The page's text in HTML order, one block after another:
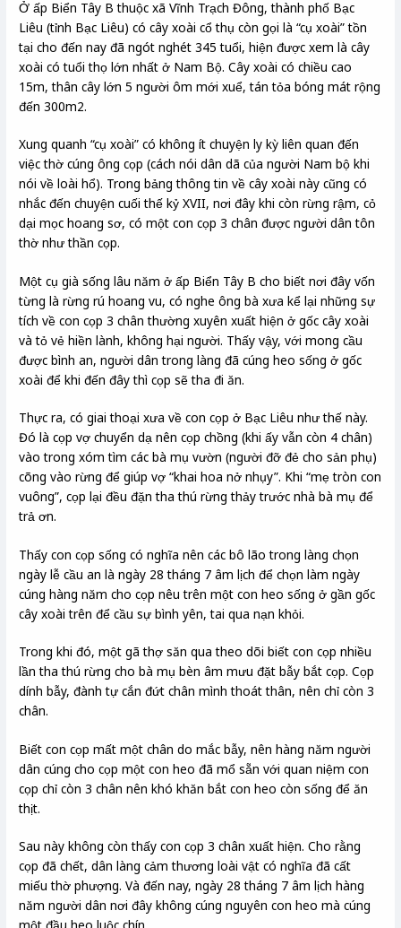
Ở ấp Biển Tây B thuộc xã Vĩnh Trạch Đông, thành phố Bạc
Liêu (tỉnh Bạc Liêu) có cây xoài cổ thụ còn gọi là “cụ xoài” tồn
tại cho đến nay đã ngót nghét 345 tuổi, hiện được xem là cây
xoài có tuổi thọ lớn nhất ở Nam Bộ. Cây xoài có chiều cao
15m, thân cây lớn 5 người ôm mới xuể, tán tỏa bóng mát rộng
đến 300m2.
Xung quanh “cụ xoài” có không ít chuyện ly kỳ liên quan đến
việc thờ cúng ông cọp (cách nói dân dã của người Nam bộ khi
nói về loài hổ). Trong bảng thông tin về cây xoài này cũng có
nhắc đến chuyện cuối thế kỷ XVII, nơi đây khi còn rừng rậm, cỏ
dại mọc hoang sơ, có một con cọp 3 chân được người dân tôn
thờ như thần cọp.
Một cụ già sống lâu năm ở ấp Biển Tây B cho biết nơi đây vốn
từng là rừng rú hoang vu, có nghe ông bà xưa kể lại những sự
tích về con cọp 3 chân thường xuyên xuất hiện ở gốc cây xoài
và tỏ vẻ hiền lành, không hại người. Thấy vậy, với mong cầu
được bình an, người dân trong làng đã cúng heo sống ở gốc
xoài để khi đến đây thì cọp sẽ tha đi ăn.
Thực ra, có giai thoại xưa về con cọp ở Bạc Liêu như thế này.
Đó là cọp vợ chuyển dạ nên cọp chồng (khi ấy vẫn còn 4 chân)
vào trong xóm tìm các bà mụ vườn (người đỡ đẻ cho sản phụ)
cõng vào rừng để giúp vợ “khai hoa nở nhụy”. Khi “mẹ tròn con
vuông”, cọp lại đều đặn tha thú rừng thảy trước nhà bà mụ để
trả ơn.
Thấy con cọp sống có nghĩa nên các bô lão trong làng chọn
ngày lễ cầu an là ngày 28 tháng 7 âm lịch để chọn làm ngày
cúng hàng năm cho cọp nêu trên một con heo sống ở gần gốc
cây xoài trên để cầu sự bình yên, tai qua nạn khỏi.
Trong khi đó, một gã thợ săn qua theo dõi biết con cọp nhiều
lần tha thú rừng cho bà mụ bèn âm mưu đặt bẫy bắt cọp. Cọp
dính bẫy, đành tự cắn đứt chân mình thoát thân, nên chỉ còn 3
chân.
Biết con cọp mất một chân do mắc bẫy, nên hàng năm người
dân cúng cho cọp một con heo đã mổ sẵn với quan niệm con
cọp chỉ còn 3 chân nên khó khăn bắt con heo còn sống để ăn
thịt.
Sau này không còn thấy con cọp 3 chân xuất hiện. Cho rằng
cọp đã chết, dân làng cảm thương loài vật có nghĩa đã cất
miếu thờ phượng. Và đến nay, ngày 28 tháng 7 âm lịch hàng
năm người dân nơi đây không cúng nguyên con heo mà cúng